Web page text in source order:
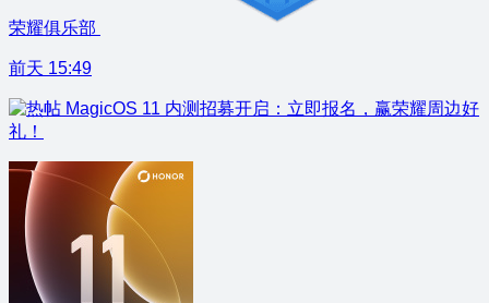
荣耀俱乐部
前天 15:49
MagicOS 11 内测招募开启：立即报名，赢荣耀周边好
礼！